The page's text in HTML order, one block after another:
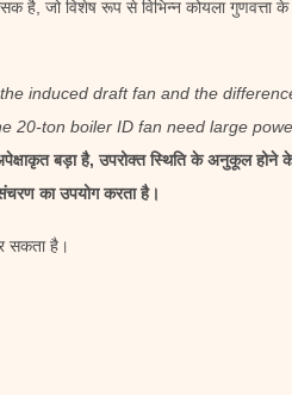
है, जो विशेष रूप से विभिन्न कोयला गुणवत्ता
induced draft fan and the
20-ton boiler ID fan need large
बड़ा है, उपरोक्त स्थिति के अनुकूल होने
का उपयोग करता है।
सकता है।